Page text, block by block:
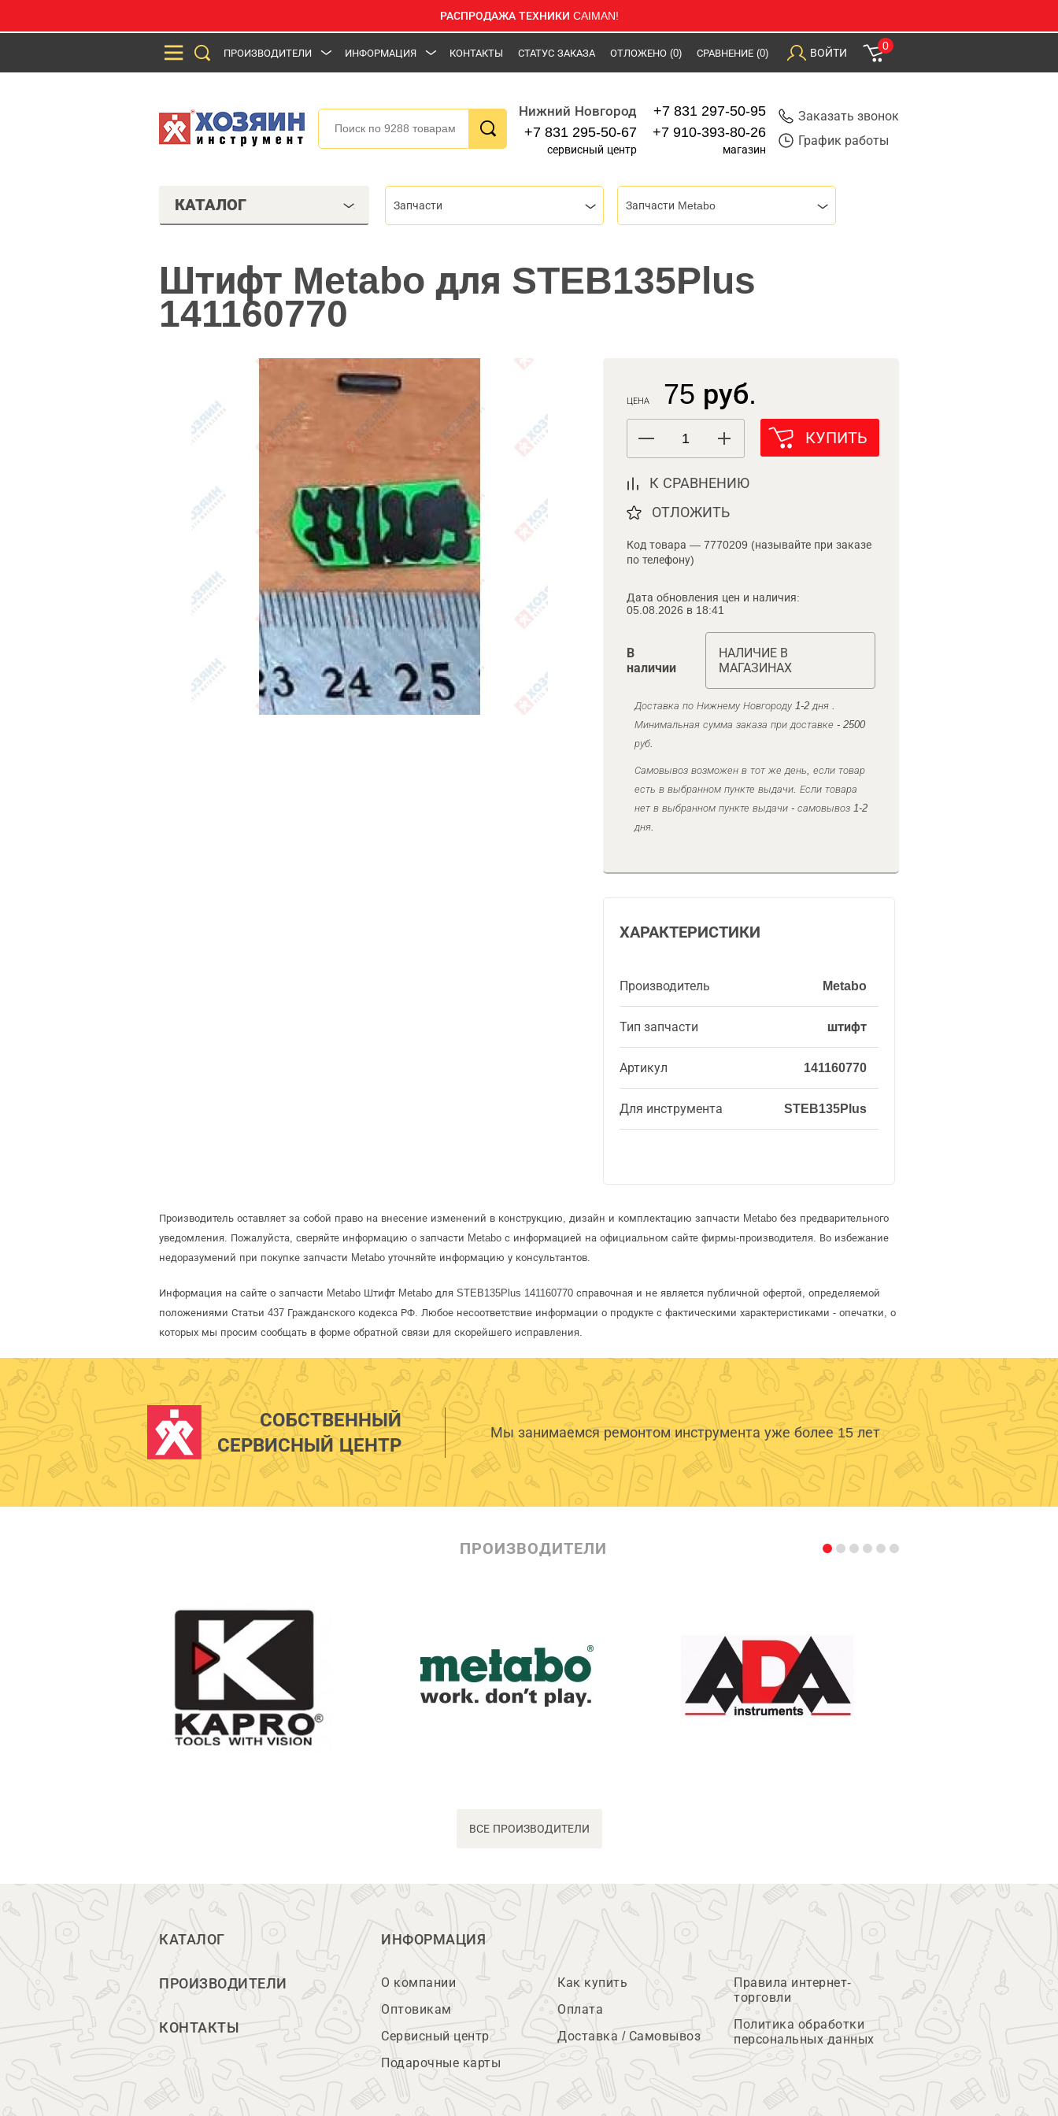
РАСПРОДАЖА ТЕХНИКИ CAIMAN!
ПРОИЗВОДИТЕЛИ ИНФОРМАЦИЯ КОНТАКТЫ СТАТУС ЗАКАЗА ОТЛОЖЕНО (0) СРАВНЕНИЕ (0) ВОЙТИ
0
Нижний Новгород
+7 831 295-50-67
сервисный центр
+7 831 297-50-95
+7 910-393-80-26
магазин
Заказать звонок
График работы
КАТАЛОГ Запчасти Запчасти Metabo
Штифт Metabo для STEB135Plus
141160770
ЦЕНА 75 руб.
КУПИТЬ
К СРАВНЕНИЮ
ОТЛОЖИТЬ
Код товара — 7770209 (называйте при заказе
по телефону)
Дата обновления цен и наличия:
05.08.2026 в 18:41
В
наличии
НАЛИЧИЕ В
МАГАЗИНАХ
Доставка по Нижнему Новгороду 1-2 дня .
Минимальная сумма заказа при доставке - 2500
руб.
Самовывоз возможен в тот же день, если товар
есть в выбранном пункте выдачи. Если товара
нет в выбранном пункте выдачи - самовывоз 1-2
дня.
ХАРАКТЕРИСТИКИ
Производитель Metabo
Тип запчасти штифт
Артикул 141160770
Для инструмента STEB135Plus
Производитель оставляет за собой право на внесение изменений в конструкцию, дизайн и комплектацию запчасти Metabo без предварительного
уведомления. Пожалуйста, сверяйте информацию о запчасти Metabo с информацией на официальном сайте фирмы-производителя. Во избежание
недоразумений при покупке запчасти Metabo уточняйте информацию у консультантов.
Информация на сайте о запчасти Metabo Штифт Metabo для STEB135Plus 141160770 справочная и не является публичной офертой, определяемой
положениями Статьи 437 Гражданского кодекса РФ. Любое несоответствие информации о продукте с фактическими характеристиками - опечатки, о
которых мы просим сообщать в форме обратной связи для скорейшего исправления.
СОБСТВЕННЫЙ
СЕРВИСНЫЙ ЦЕНТР
Мы занимаемся ремонтом инструмента уже более 15 лет
ПРОИЗВОДИТЕЛИ
ВСЕ ПРОИЗВОДИТЕЛИ
КАТАЛОГ
ПРОИЗВОДИТЕЛИ
КОНТАКТЫ
ИНФОРМАЦИЯ
О компании
Оптовикам
Сервисный центр
Подарочные карты
Как купить
Оплата
Доставка / Самовывоз
Правила интернет-
торговли
Политика обработки
персональных данных